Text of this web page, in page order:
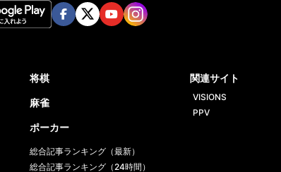
将棋
麻雀
ポーカー
総合記事ランキング（最新）
総合記事ランキング（24時間）
関連サイト
VISIONS
PPV